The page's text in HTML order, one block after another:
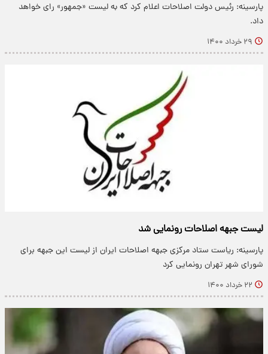
پارسینه: رئیس دولت اصلاحات اعلام کرد که به لیست «جمهور» رای خواهد
داد.
۲۹ خرداد ۱۴۰۰
لیست جبهه اصلاحات رونمایی شد
پارسینه: ریاست ستاد مرکزی جبهه اصلاحات ایران از لیست این جبهه برای
شورای شهر تهران رونمایی کرد
۲۲ خرداد ۱۴۰۰